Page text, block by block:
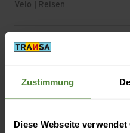
Zustimmung
Diese Webseite verwendet
Velo | Reisen
Wichtigste Eigenschaft
Nachhaltigkeit: Umweltschutz